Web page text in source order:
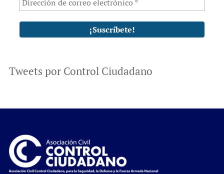
Tweets por Control Ciudadano